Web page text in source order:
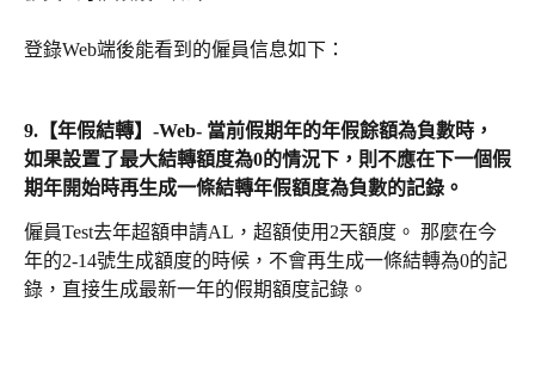
登錄Web端後能看到的僱員信息如下：
9. 【年假結轉】-Web- 當前假期年的年假餘額為負數時，
如果設置了最大結轉額度為0的情況下，則不應在下一個假
期年開始時再生成一條結轉年假額度為負數的記錄。
僱員Test去年超額申請AL，超額使用2天額度。 那麼在今
年的2-14號生成額度的時候，不會再生成一條結轉為0的記
錄，直接生成最新一年的假期額度記錄。